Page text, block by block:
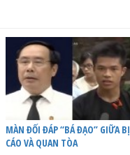
MÀN ĐỐI ĐÁP “BÁ ĐẠO” GIỮA BỊ
CÁO VÀ QUAN TÒA